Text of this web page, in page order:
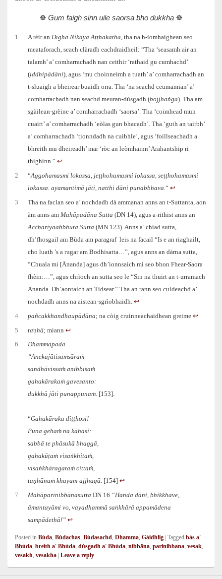
☸️ Gum faigh sinn uile saorsa bho dukkha ☸️
1 A rèir anDīgha Nikāya Aṭṭhakathā, tha na h‑ìomhaighean seo
meataforach, seach clàradh eachdraidheil: “Tha ‘seasamh air an
talamh’ a’ comharrachadh nan ceithir ‘rathaid gu cumhachd’
(iddhipādāni), agus ‘mu choinneimh a tuath’ a’ comharrachadh an
t‑sluaigh a bheirear buaidh orra. Tha ‘na seachd ceumannan’ a’
comharrachadh nan seachd meuran-dùsgadh (bojjhaṅgā). Tha am
sgàilean-grèine a’ comharrachadh ‘saorsa’. Tha ‘coimhead mun
cuairt’ a’ comharrachadh ‘eòlas gun bhacadh’. Tha ‘guth an tairbh’
a’ comharrachadh ‘tionndadh na cuibhle’, agus ‘foillseachadh a
bhreith mu dheireadh’ mar ‘ròc an leòmhainn’ Arahantship ri
thighinn.”↩︎
2 “Aggohamasmi lokassa, jeṭṭhohamasmi lokassa, seṭṭhohamasmi
lokassa. ayamantimā jāti, natthi dāni punabbhava.“↩︎
3
Tha na faclan seo a’ nochdadh dà ammanan anns an t-Suttanta, aon
àm anns amMahāpadāna Sutta (DN 14), agus a-rithist anns an
Acchariyaabbhuta Sutta (MN 123). Anns a’ chiad sutta,
dh’fhosgail am Bùda am paragraf leis na facail “Is e an riaghailt,
cho luath ’s a rugar am Bodhisatta…”, agus anns an dàrna sutta,
“Chuala mi [Ānanda] agus dh’ionnsaich mi seo bhon Fhear-Saora
fhèin:…”, agus chrìoch an sutta seo le “Sin na thuirt an t‑urramach
Ānanda. Dh’aontaich an Tidsear.” Tha an rann seo cuideachd a’
nochdadh anns na aistean-sgrìobhaidh.↩︎
4 pañcakkhandhaupādāna; na còig cruinneachaidhean greime↩︎
5 taṇhā; miann↩︎
6
Dhammapada
“Anekajātisaṁsāraṁ
sandhāvissaṁ anibbisaṁ
gahakārakaṁ gavesanto:
dukkhā jāti punappunaṁ. [153].
“Gahakāraka diṭṭhosi!
Puna gehaṁ na kāhasi:
sabbā te phāsukā bhaggā,
gahakūṭaṁ visaṅkhitaṁ,
visaṅkhāragataṁ cittaṁ,
taṇhānaṁ khayam-ajjhagā. [154]↩︎
7 MahāparinibbānasuttaDN 16 “Handa dāni, bhikkhave,
āmantayāmi vo, vayadhammā saṅkhārā appamādena
sampādethā!” ↩︎
Posted in Bùda, Bùdachas, Bùdasachd, Dhamma, Gàidhlig Tagged bàs a'
Bhùda, breith a' Bhùda, dùsgadh a' Bhùda, nibbāna, parinibbana, vesak,
vesakh, vesakha Leave a reply